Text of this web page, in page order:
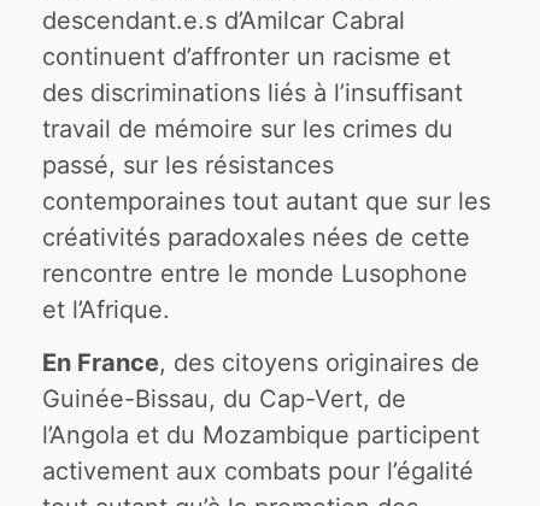
descendant.e.s d’Amilcar Cabral
continuent d’affronter un racisme et
des discriminations liés à l’insuffisant
travail de mémoire sur les crimes du
passé, sur les résistances
contemporaines tout autant que sur les
créativités paradoxales nées de cette
rencontre entre le monde Lusophone
et l’Afrique.
En France, des citoyens originaires de
Guinée-Bissau, du Cap-Vert, de
l’Angola et du Mozambique participent
activement aux combats pour l’égalité